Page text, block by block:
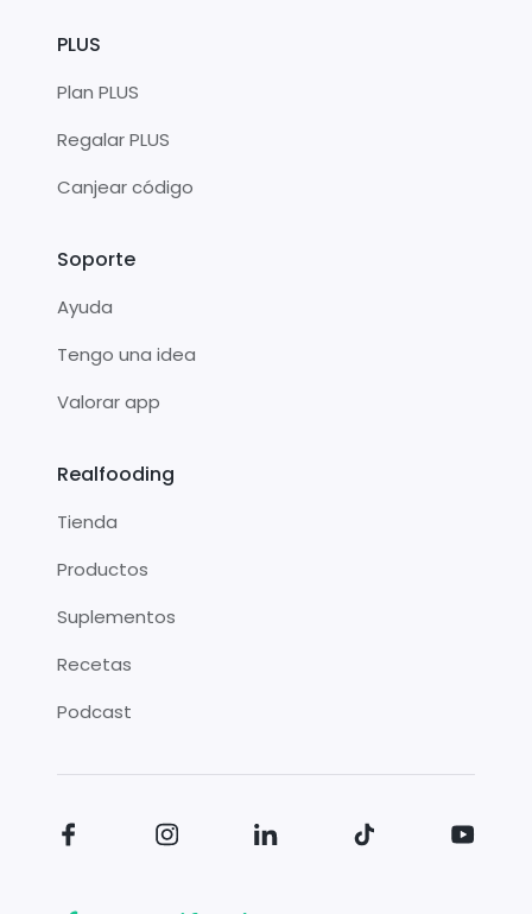
PLUS
Plan PLUS
Regalar PLUS
Canjear código
Soporte
Ayuda
Tengo una idea
Valorar app
Realfooding
Tienda
Productos
Suplementos
Recetas
Podcast